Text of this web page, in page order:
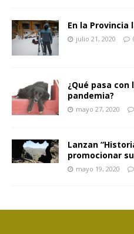
En la Provincia
julio 21, 2020
¿Qué pasa
pandemia?
mayo 27, 2020
Lanzan
promocionar
mayo 19, 2020